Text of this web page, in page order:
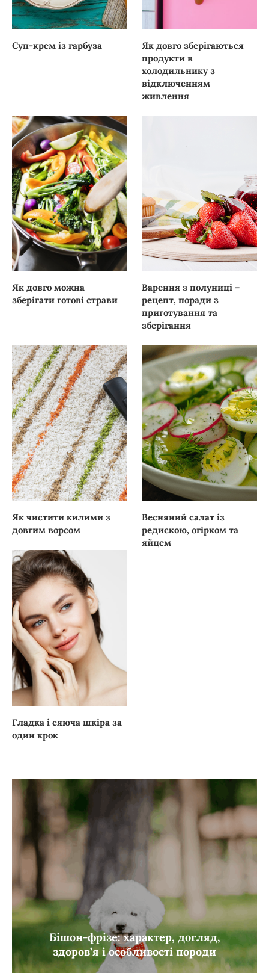
Суп-крем із гарбуза
Як довго зберігаються
продукти в
холодильнику з
відключенням
живлення
Як довго можна
зберігати готові страви
Варення з полуниці –
рецепт, поради з
приготування та
зберігання
Як чистити килими з
довгим ворсом
Весняний салат із
редискою, огірком та
яйцем
Гладка і сяюча шкіра за
один крок
Бішон-фрізе: характер, догляд,
здоров’я і особливості породи